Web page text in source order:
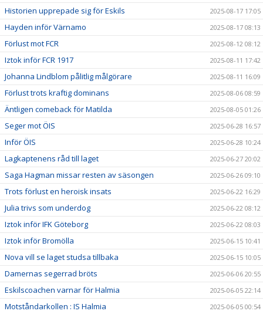
Historien upprepade sig för Eskils 2025-08-17 17:05
Hayden inför Värnamo 2025-08-17 08:13
Förlust mot FCR 2025-08-12 08:12
Iztok inför FCR 1917 2025-08-11 17:42
Johanna Lindblom pålitlig målgörare 2025-08-11 16:09
Förlust trots kraftig dominans 2025-08-06 08:59
Äntligen comeback för Matilda 2025-08-05 01:26
Seger mot ÖIS 2025-06-28 16:57
Inför ÖIS 2025-06-28 10:24
Lagkaptenens råd till laget 2025-06-27 20:02
Saga Hagman missar resten av säsongen 2025-06-26 09:10
Trots förlust en heroisk insats 2025-06-22 16:29
Julia trivs som underdog 2025-06-22 08:12
Iztok inför IFK Göteborg 2025-06-22 08:03
Iztok inför Bromölla 2025-06-15 10:41
Nova vill se laget studsa tillbaka 2025-06-15 10:05
Damernas segerrad bröts 2025-06-06 20:55
Eskilscoachen varnar för Halmia 2025-06-05 22:14
Motståndarkollen : IS Halmia 2025-06-05 00:54